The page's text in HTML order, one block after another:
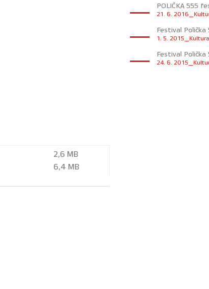
2,6 MB
6,4 MB
POLIČKA 555
21. 6.
Festival Polička
1. 5.
Festival Polička
24. 6.